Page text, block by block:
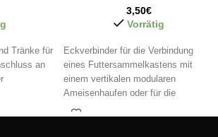
Tränke für
an
und
3,50€
Vorrätig
Eckverbinder für die Verbindung
eines Futtersammelkastens mit
einem vertikalen modularen
Ameisenhaufen oder für die
Verbindung zwischen einem